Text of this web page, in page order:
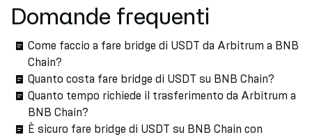
Domande frequenti
Come faccio a fare bridge di USDT da Arbitrum a BNB
Chain?
Quanto costa fare bridge di USDT su BNB Chain?
Quanto tempo richiede il trasferimento da Arbitrum a
BNB Chain?
È sicuro fare bridge di USDT su BNB Chain con